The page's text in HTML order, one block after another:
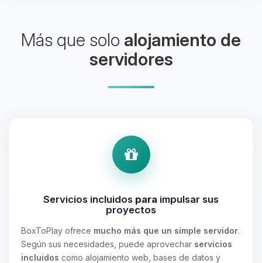
Más que solo alojamiento de
servidores
Servicios incluidos para impulsar sus
proyectos
BoxToPlay ofrece mucho más que un simple servidor.
Según sus necesidades, puede aprovechar servicios
incluidos como alojamiento web, bases de datos y